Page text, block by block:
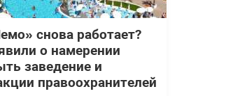
снова работает?
о намерении
заведение и
правоохранителей